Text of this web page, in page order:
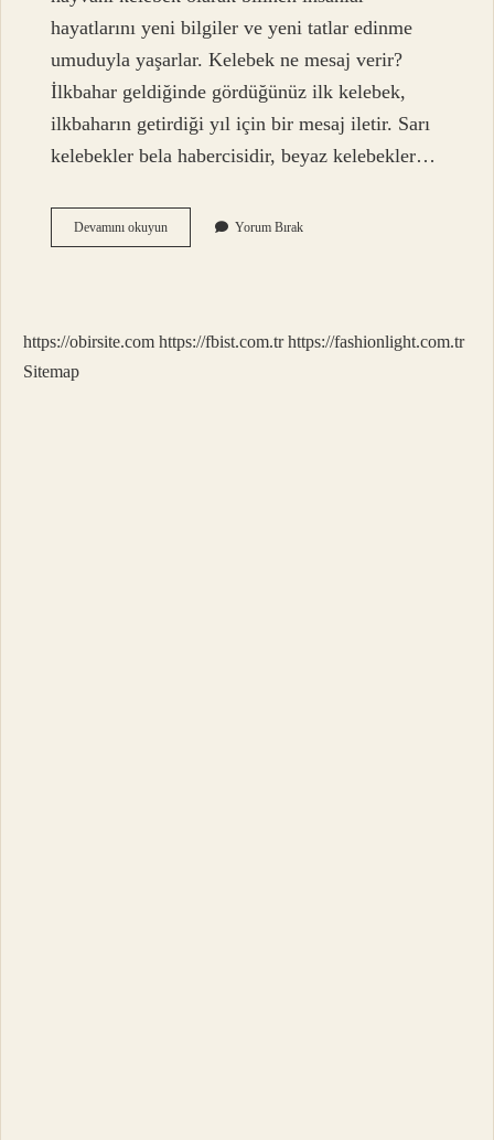
hayatlarını yeni bilgiler ve yeni tatlar edinme
umuduyla yaşarlar. Kelebek ne mesaj verir?
İlkbahar geldiğinde gördüğünüz ilk kelebek,
ilkbaharın getirdiği yıl için bir mesaj iletir. Sarı
kelebekler bela habercisidir, beyaz kelebekler…
Devamını okuyunKelebek
Neyi
Yorum Bırak
https://obirsite.com https://fbist.com.tr https://fashionlight.com.tr
Sitemap